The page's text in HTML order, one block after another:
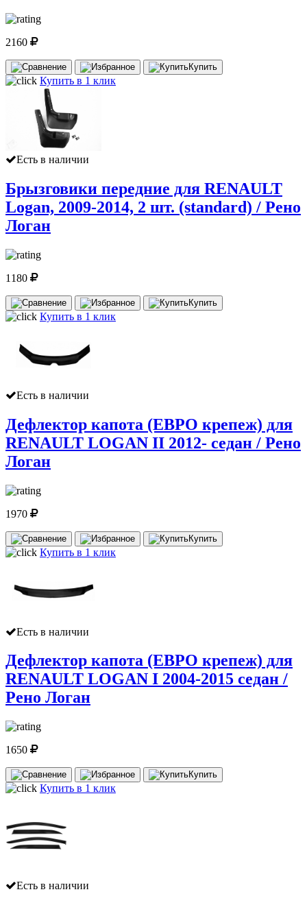
2160
Купить
Купить в 1 клик
Есть в наличии
Брызговики передние для RENAULT
Logan, 2009-2014, 2 шт. (standard) / Рено
Логан
1180
Купить
Купить в 1 клик
Есть в наличии
Дефлектор капота (ЕВРО крепеж) для
RENAULT LOGAN II 2012- седан / Рено
Логан
1970
Купить
Купить в 1 клик
Есть в наличии
Дефлектор капота (ЕВРО крепеж) для
RENAULT LOGAN I 2004-2015 седан /
Рено Логан
1650
Купить
Купить в 1 клик
Есть в наличии